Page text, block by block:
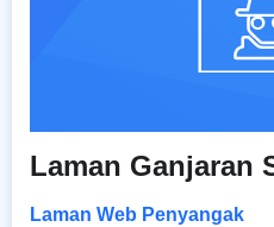
Laman Ganjaran
Laman Web Penyangak